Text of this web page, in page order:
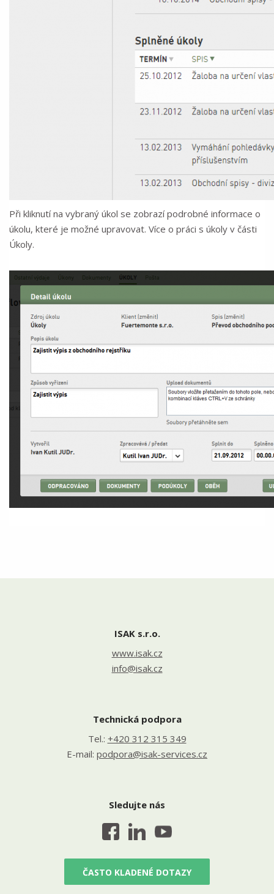
Při kliknutí na vybraný úkol se zobrazí podrobné informace o
úkolu, které je možné upravovat. Více o práci s úkoly v části
Úkoly.
ISAK s.r.o.
www.isak.cz
info@isak.cz
Technická podpora
Tel.: +420 312 315 349
E-mail: podpora@isak-services.cz
Sledujte nás
ČASTO KLADENÉ DOTAZY